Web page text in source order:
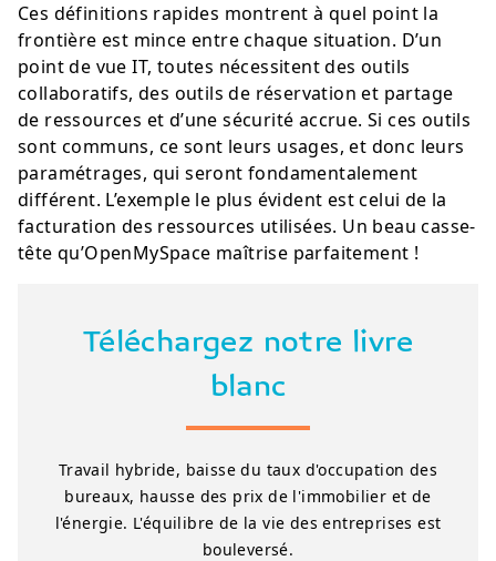
Ces définitions rapides montrent à quel point la
frontière est mince entre chaque situation. D’un
point de vue IT, toutes nécessitent des outils
collaboratifs, des outils de réservation et partage
de ressources et d’une sécurité accrue. Si ces outils
sont communs, ce sont leurs usages, et donc leurs
paramétrages, qui seront fondamentalement
différent. L’exemple le plus évident est celui de la
facturation des ressources utilisées. Un beau casse-
tête qu’OpenMySpace maîtrise parfaitement !
Téléchargez notre livre
blanc
Travail hybride, baisse du taux d'occupation des
bureaux, hausse des prix de l'immobilier et de
l'énergie. L'équilibre de la vie des entreprises est
bouleversé.